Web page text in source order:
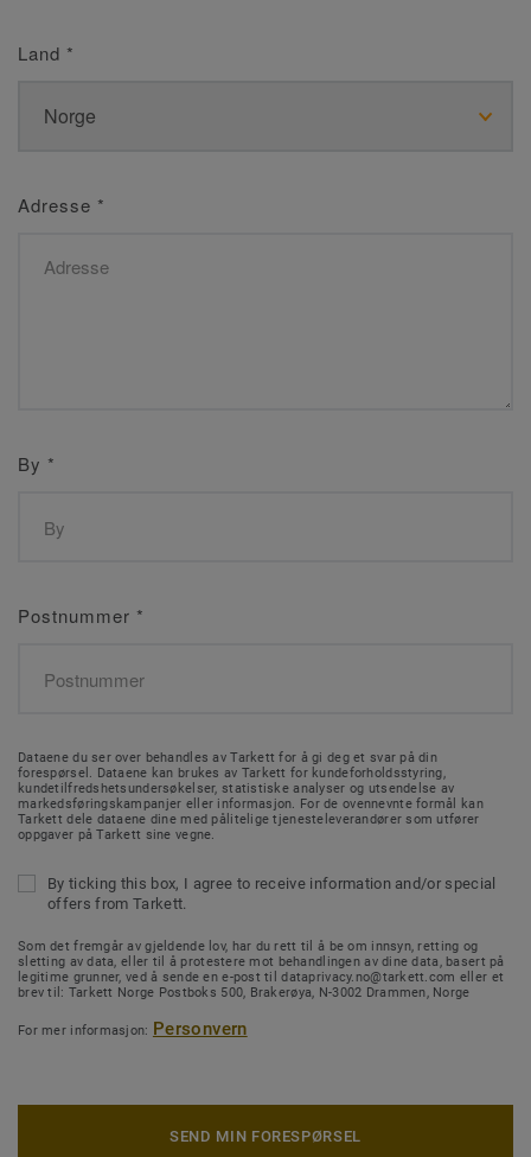
Land *
Adresse *
By *
Postnummer *
Dataene du ser over behandles av Tarkett for å gi deg et svar på din
forespørsel. Dataene kan brukes av Tarkett for kundeforholdsstyring,
kundetilfredshetsundersøkelser, statistiske analyser og utsendelse av
markedsføringskampanjer eller informasjon. For de ovennevnte formål kan
Tarkett dele dataene dine med pålitelige tjenesteleverandører som utfører
oppgaver på Tarkett sine vegne.
By ticking this box, I agree to receive information and/or special
offers from Tarkett.
Som det fremgår av gjeldende lov, har du rett til å be om innsyn, retting og
sletting av data, eller til å protestere mot behandlingen av dine data, basert på
legitime grunner, ved å sende en e-post til dataprivacy.no@tarkett.com eller et
brev til: Tarkett Norge Postboks 500, Brakerøya, N-3002 Drammen, Norge
For mer informasjon: Personvern
SEND MIN FORESPØRSEL